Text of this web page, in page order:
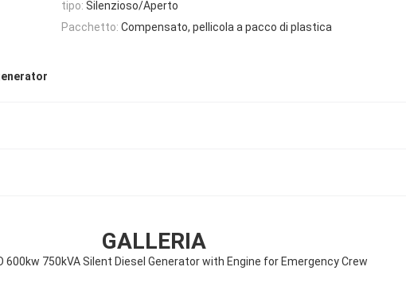
tipo: Silenzioso/Aperto
Pacchetto: Compensato, pellicola a pacco di plastica
GALLERIA
600kw 750kVA Silent Diesel Generator with Engine for Emergency Crew